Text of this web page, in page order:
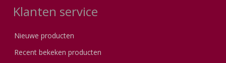
Klanten service
Nieuwe producten
Recent bekeken producten